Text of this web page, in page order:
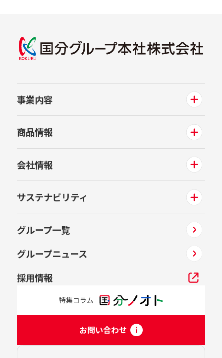
事業内容
商品情報
会社情報
サステナビリティ
グループ一覧
グループニュース
採用情報
特集コラム
お問い合わせ